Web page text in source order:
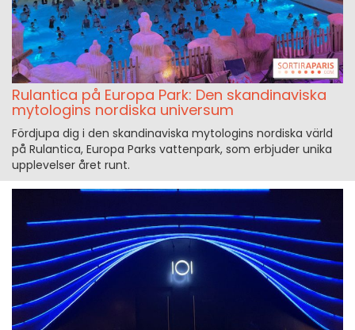
Rulantica på Europa Park: Den skandinaviska
mytologins nordiska universum
Fördjupa dig i den skandinaviska mytologins nordiska värld
på Rulantica, Europa Parks vattenpark, som erbjuder unika
upplevelser året runt.